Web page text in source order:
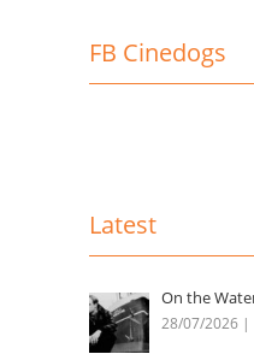
FB Cinedogs
Latest
On the
28/07/2026 |